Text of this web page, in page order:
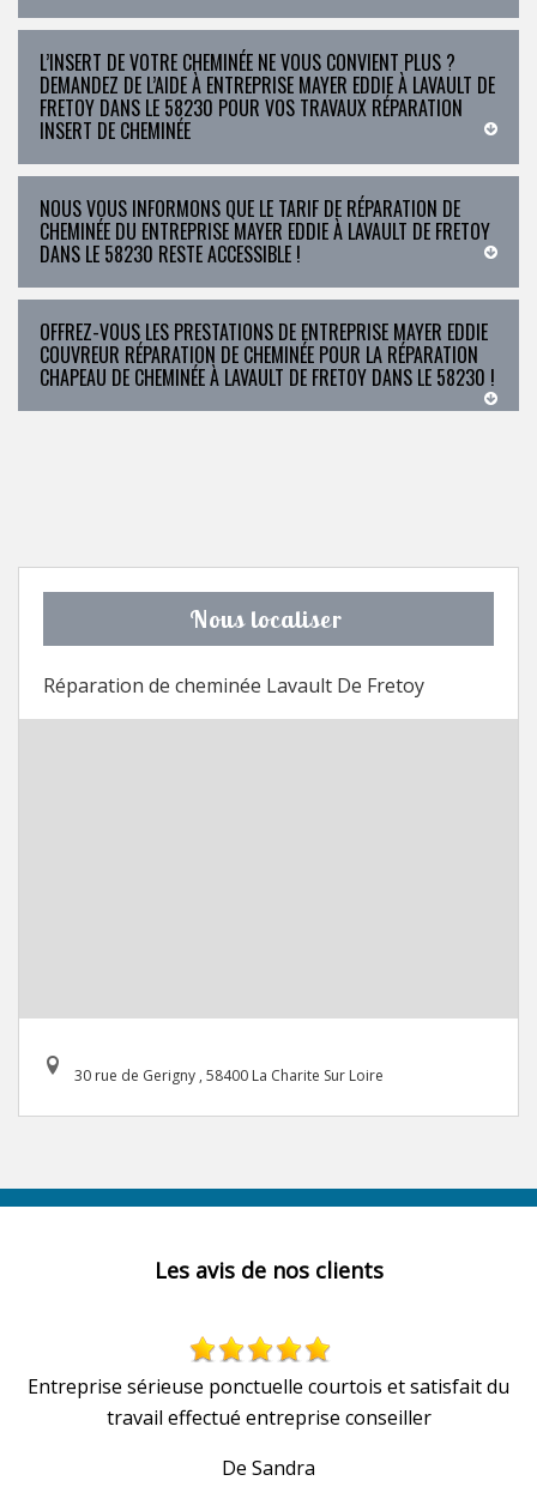
L’INSERT DE VOTRE CHEMINÉE NE VOUS CONVIENT PLUS ?
DEMANDEZ DE L’AIDE À ENTREPRISE MAYER EDDIE À LAVAULT DE
FRETOY DANS LE 58230 POUR VOS TRAVAUX RÉPARATION
INSERT DE CHEMINÉE
NOUS VOUS INFORMONS QUE LE TARIF DE RÉPARATION DE
CHEMINÉE DU ENTREPRISE MAYER EDDIE À LAVAULT DE FRETOY
DANS LE 58230 RESTE ACCESSIBLE !
OFFREZ-VOUS LES PRESTATIONS DE ENTREPRISE MAYER EDDIE
COUVREUR RÉPARATION DE CHEMINÉE POUR LA RÉPARATION
CHAPEAU DE CHEMINÉE À LAVAULT DE FRETOY DANS LE 58230 !
Nous localiser
Réparation de cheminée Lavault De Fretoy
30 rue de Gerigny , 58400 La Charite Sur Loire
Les avis de nos clients
Entreprise sérieuse ponctuelle courtois et satisfait du
travail effectué entreprise conseiller
De Sandra